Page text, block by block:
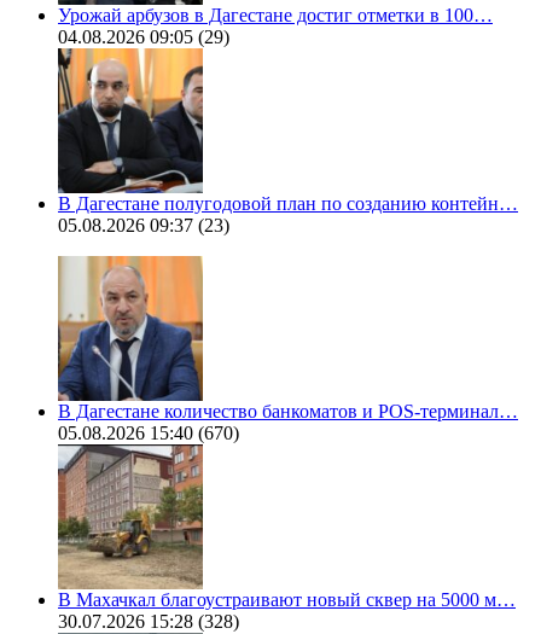
Урожай арбузов в Дагестане достиг отметки в 100…
04.08.2026 09:05 (29)
В Дагестане полугодовой план по созданию контейн…
05.08.2026 09:37 (23)
В Дагестане количество банкоматов и POS-терминал…
05.08.2026 15:40 (670)
В Махачкал благоустраивают новый сквер на 5000 м…
30.07.2026 15:28 (328)